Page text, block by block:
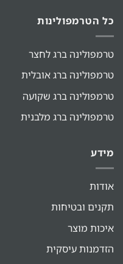
כל הטרמפולינות
טרמפולינה ברג לחצר
טרמפולינה ברג אובלית
טרמפולינה ברג שקועה
טרמפולינה ברג מלבנית
מידע
אודות
תקנים ובטיחות
איכות מוצר
הזדמנות עיסקית